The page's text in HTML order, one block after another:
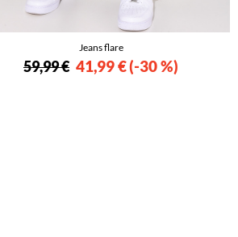
Jeans flare
59,99 € 41,99 € -30 %